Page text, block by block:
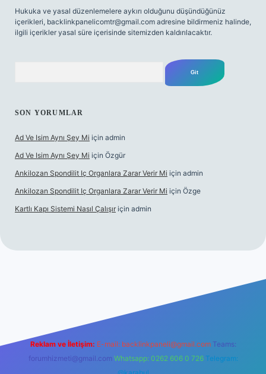
Hukuka ve yasal düzenlemelere aykırı olduğunu düşündüğünüz
içerikleri, backlinkpanelicomtr@gmail.com adresine bildirmeniz halinde,
ilgili içerikler yasal süre içerisinde sitemizden kaldırılacaktır.
SON YORUMLAR
Ad Ve Isim Aynı Şey Mi için admin
Ad Ve Isim Aynı Şey Mi için Özgür
Ankilozan Spondilit Iç Organlara Zarar Verir Mi için admin
Ankilozan Spondilit Iç Organlara Zarar Verir Mi için Özge
Kartlı Kapı Sistemi Nasıl Çalışır için admin
Reklam ve İletişim: E-mail: backlinkpaneli@gmail.com Teams:
forumhizmeti@gmail.com Whatsapp: 0262 606 0 726 Telegram: